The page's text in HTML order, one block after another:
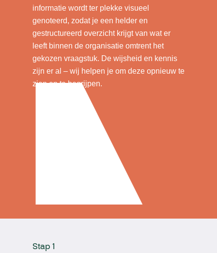
informatie wordt ter plekke visueel
genoteerd, zodat je een helder en
gestructureerd overzicht krijgt van wat er
leeft binnen de organisatie omtrent het
gekozen vraagstuk. De wijsheid en kennis
zijn er al – wij helpen je om deze opnieuw te
zien en te begrijpen.
Stap 1